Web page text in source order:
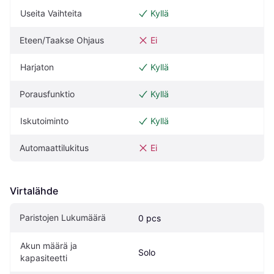
Useita Vaihteita Kyllä
Eteen/Taakse Ohjaus Ei
Harjaton Kyllä
Porausfunktio Kyllä
Iskutoiminto Kyllä
Automaattilukitus Ei
Virtalähde
Paristojen Lukumäärä 0 pcs
Akun määrä ja
kapasiteetti
Solo